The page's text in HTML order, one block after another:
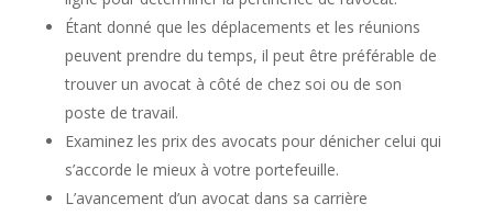
Étant donné que les déplacements et les réunions
peuvent prendre du temps, il peut être préférable de
trouver un avocat à côté de chez soi ou de son
poste de travail.
Examinez les prix des avocats pour dénicher celui qui
s’accorde le mieux à votre portefeuille.
L’avancement d’un avocat dans sa carrière